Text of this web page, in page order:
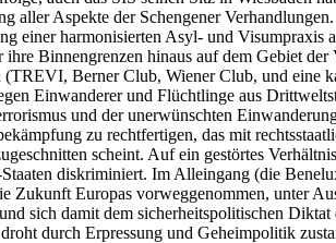
Aspekte der Schengener
harmonisierten Asyl- und Visumpraxis
Binnengrenzen hinaus auf dem Gebiet
Berner Club, Wiener Club, und
Einwanderer und Flüchtlinge aus
und der unerwünschten
zu rechtfertigen, das mit
scheint. Auf ein gestörtes
diskriminiert. Im Alleingang (die
Zukunft Europas vorweggenommen, unter
sich damit dem sicherheitspolitischen
durch Erpressung und Geheimpolitik